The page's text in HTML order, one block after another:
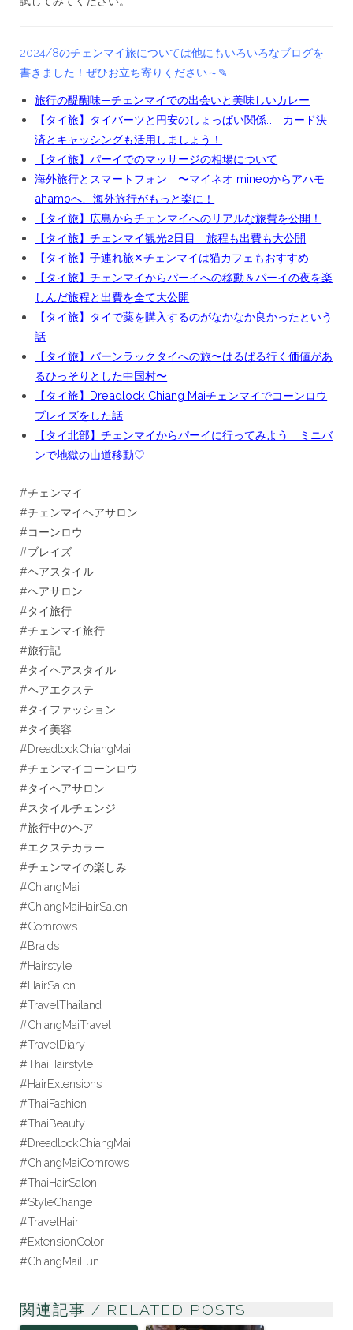
2024/8のチェンマイ旅については他にもいろいろなブログを
書きました！ぜひお立ち寄りください～✎
旅行の醍醐味—チェンマイでの出会いと美味しいカレー
【タイ旅】タイバーツと円安のしょっぱい関係… カード決
済とキャッシングも活用しましょう！
【タイ旅】パーイでのマッサージの相場について
海外旅行とスマートフォン 〜マイネオ mineoからアハモ
ahamoへ、海外旅行がもっと楽に！
【タイ旅】広島からチェンマイへのリアルな旅費を公開！
【タイ旅】チェンマイ観光2日目 旅程も出費も大公開
【タイ旅】子連れ旅✕チェンマイは猫カフェもおすすめ
【タイ旅】チェンマイからパーイへの移動＆パーイの夜を楽
しんだ旅程と出費を全て大公開
【タイ旅】タイで薬を購入するのがなかなか良かったという
話
【タイ旅】バーンラックタイへの旅〜はるばる行く価値があ
るひっそりとした中国村〜
【タイ旅】Dreadlock Chiang Maiチェンマイでコーンロウ
ブレイズをした話
【タイ北部】チェンマイからパーイに行ってみよう ミニバ
ンで地獄の山道移動♡
#チェンマイ
#チェンマイヘアサロン
#コーンロウ
#ブレイズ
#ヘアスタイル
#ヘアサロン
#タイ旅行
#チェンマイ旅行
#旅行記
#タイヘアスタイル
#ヘアエクステ
#タイファッション
#タイ美容
#DreadlockChiangMai
#チェンマイコーンロウ
#タイヘアサロン
#スタイルチェンジ
#旅行中のヘア
#エクステカラー
#チェンマイの楽しみ
#ChiangMai
#ChiangMaiHairSalon
#Cornrows
#Braids
#Hairstyle
#HairSalon
#TravelThailand
#ChiangMaiTravel
#TravelDiary
#ThaiHairstyle
#HairExtensions
#ThaiFashion
#ThaiBeauty
#DreadlockChiangMai
#ChiangMaiCornrows
#ThaiHairSalon
#StyleChange
#TravelHair
#ExtensionColor
#ChiangMaiFun
関連記事 / RELATED POSTS